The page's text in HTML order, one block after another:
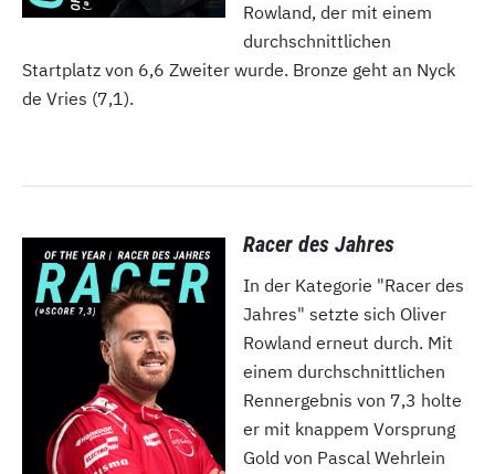
Rowland, der mit einem
durchschnittlichen
Startplatz von 6,6 Zweiter wurde. Bronze geht an Nyck
de Vries (7,1).
Racer des Jahres
In der Kategorie "Racer des
Jahres" setzte sich Oliver
Rowland erneut durch. Mit
einem durchschnittlichen
Rennergebnis von 7,3 holte
er mit knappem Vorsprung
Gold von Pascal Wehrlein